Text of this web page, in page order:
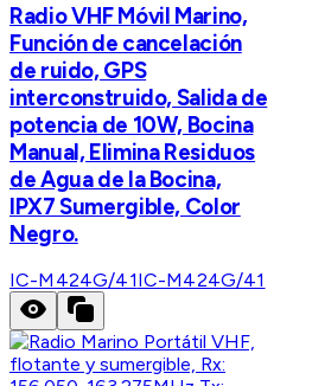
Radio VHF Móvil Marino,
Función de cancelación
de ruido, GPS
interconstruido, Salida de
potencia de 10W, Bocina
Manual, Elimina Residuos
de Agua de la Bocina,
IPX7 Sumergible, Color
Negro.
IC-M424G/41IC-M424G/41